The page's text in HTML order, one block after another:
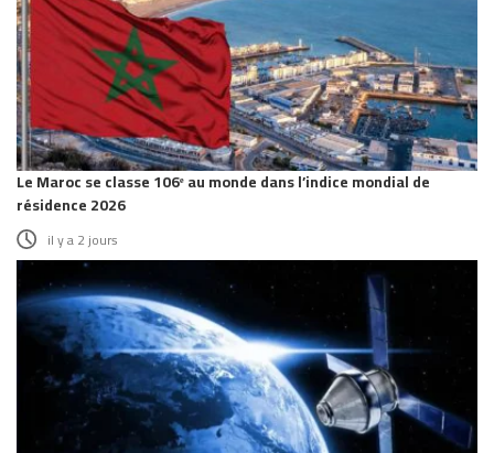
Le Maroc se classe 106ᵉ au monde dans l’indice mondial de
résidence 2026
il y a 2 jours